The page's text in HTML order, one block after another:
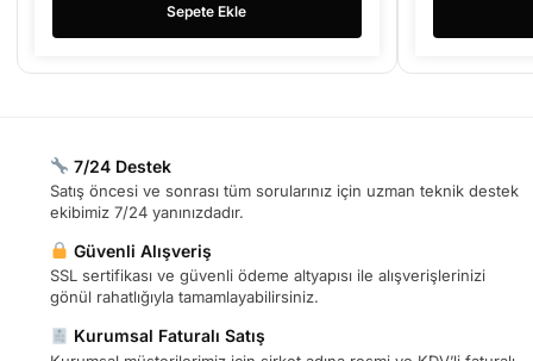
Sepete Ekle
7/24 Destek
Satış öncesi ve sonrası tüm sorularınız için uzman teknik destek
ekibimiz 7/24 yanınızdadır.
Güvenli Alışveriş
SSL sertifikası ve güvenli ödeme altyapısı ile alışverişlerinizi
gönül rahatlığıyla tamamlayabilirsiniz.
Kurumsal Faturalı Satış